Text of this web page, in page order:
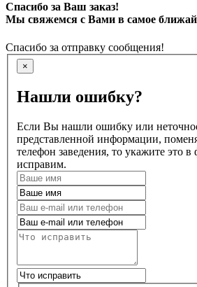
Спасибо за Ваш заказ!
Мы свяжемся с Вами в самое
Спасибо за отправку сообщения!
×
Нашли ошибку?
Если Вы нашли ошибку или
представленной информации,
телефон заведения, то укажите это
исправим.